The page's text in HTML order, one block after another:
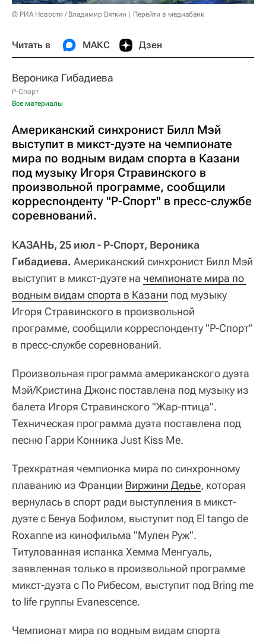
© РИА Новости / Владимир Вяткин Перейти в медиабанк
Читать в МАКС Дзен
Вероника Гибадиева
Р-Спорт
Все материалы
Американский синхронист Билл Мэй
выступит в микст-дуэте на чемпионате
мира по водным видам спорта в Казани
под музыку Игоря Стравинского в
произвольной программе, сообщили
корреспонденту "Р-Спорт" в пресс-службе
соревнований.
КАЗАНЬ, 25 июл - Р-Спорт, Вероника
Гибадиева. Американский синхронист Билл Мэй
выступит в микст-дуэте на чемпионате мира по
водным видам спорта в Казани под музыку
Игоря Стравинского в произвольной
программе, сообщили корреспонденту "Р-Спорт"
в пресс-службе соревнований.
Произвольная программа американского дуэта
Мэй/Кристина Джонс поставлена под музыку из
балета Игоря Стравинского "Жар-птица".
Техническая программа дуэта поставлена под
песню Гарри Конника Just Kiss Me.
Трехкратная чемпионка мира по синхронному
плаванию из Франции Виржини Дедье, которая
вернулась в спорт ради выступления в микст-
дуэте с Бенуа Бофилом, выступит под El tango de
Roxanne из кинофильма "Мулен Руж".
Титулованная испанка Хемма Менгуаль,
заявленная только в произвольной программе
микст-дуэта c По Рибесом, выступит под Bring me
to life группы Evanescence.
Чемпионат мира по водным видам спорта